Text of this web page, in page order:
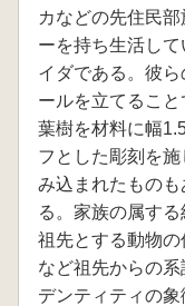
カなどの先住民
ーを持ち生活し
イダである。彼
ールを立てるこ
葉樹を材料に幅
フとした彫刻を
み込まれたもの
る。家族の属す
祖先とする動物
など祖先からの
デンティティの